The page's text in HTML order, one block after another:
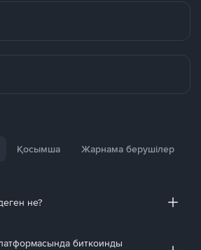
Қосымша Жарнама берушілер
не?
биткоинды